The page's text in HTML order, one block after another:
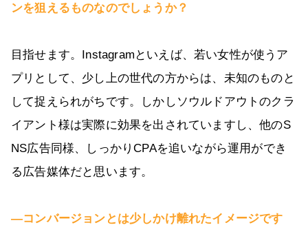
ンを狙えるものなのでしょうか？
目指せます。Instagramといえば、若い女性が使うア
プリとして、少し上の世代の方からは、未知のものと
して捉えられがちです。しかしソウルドアウトのクラ
イアント様は実際に効果を出されていますし、他のS
NS広告同様、しっかりCPAを追いながら運用ができ
る広告媒体だと思います。
―コンバージョンとは少しかけ離れたイメージです